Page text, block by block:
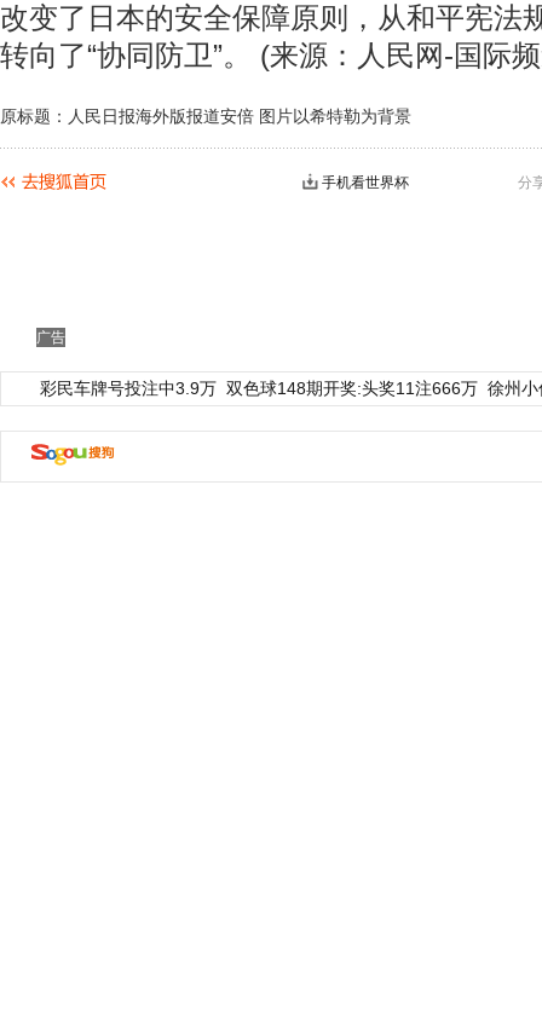
改变了日本的安全保障原则，从和平宪法
转向了“协同防卫”。 (来源：人民网-国际
原标题：人民日报海外版报道安倍 图片以希特勒为背景
分
手机看世界杯
广告
彩民车牌号投注中3.9万 双色球148期开奖:头奖11注666万 徐州